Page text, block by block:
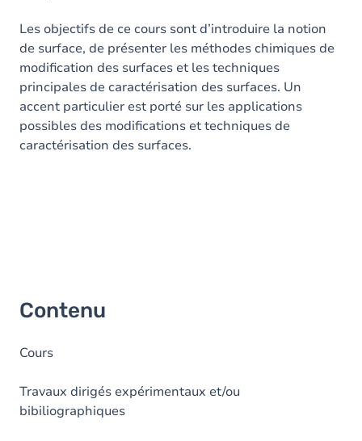
Les objectifs de ce cours sont d’introduire la notion
de surface, de présenter les méthodes chimiques de
modification des surfaces et les techniques
principales de caractérisation des surfaces. Un
accent particulier est porté sur les applications
possibles des modifications et techniques de
caractérisation des surfaces.
Contenu
Cours
Travaux dirigés expérimentaux et/ou
bibiliographiques